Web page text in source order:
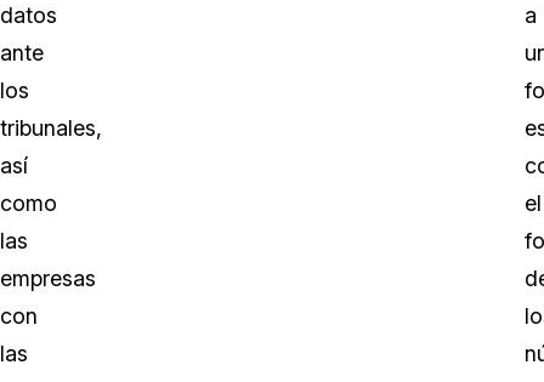
datos
ante
los
tribunales,
así
como
las
empresas
con
las
a
el